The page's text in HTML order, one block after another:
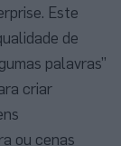
Este
de
palavras”
criar
ou cenas